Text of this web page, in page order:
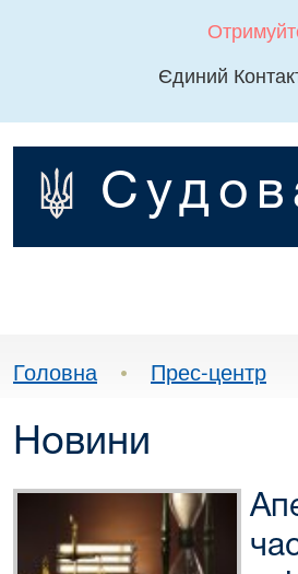
Єдиний
Головна • Прес-центр
Новини